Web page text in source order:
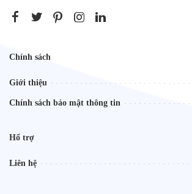
Chính sách
Giới thiệu
Chính sách bảo mật thông tin
Hổ trợ
Liên hệ